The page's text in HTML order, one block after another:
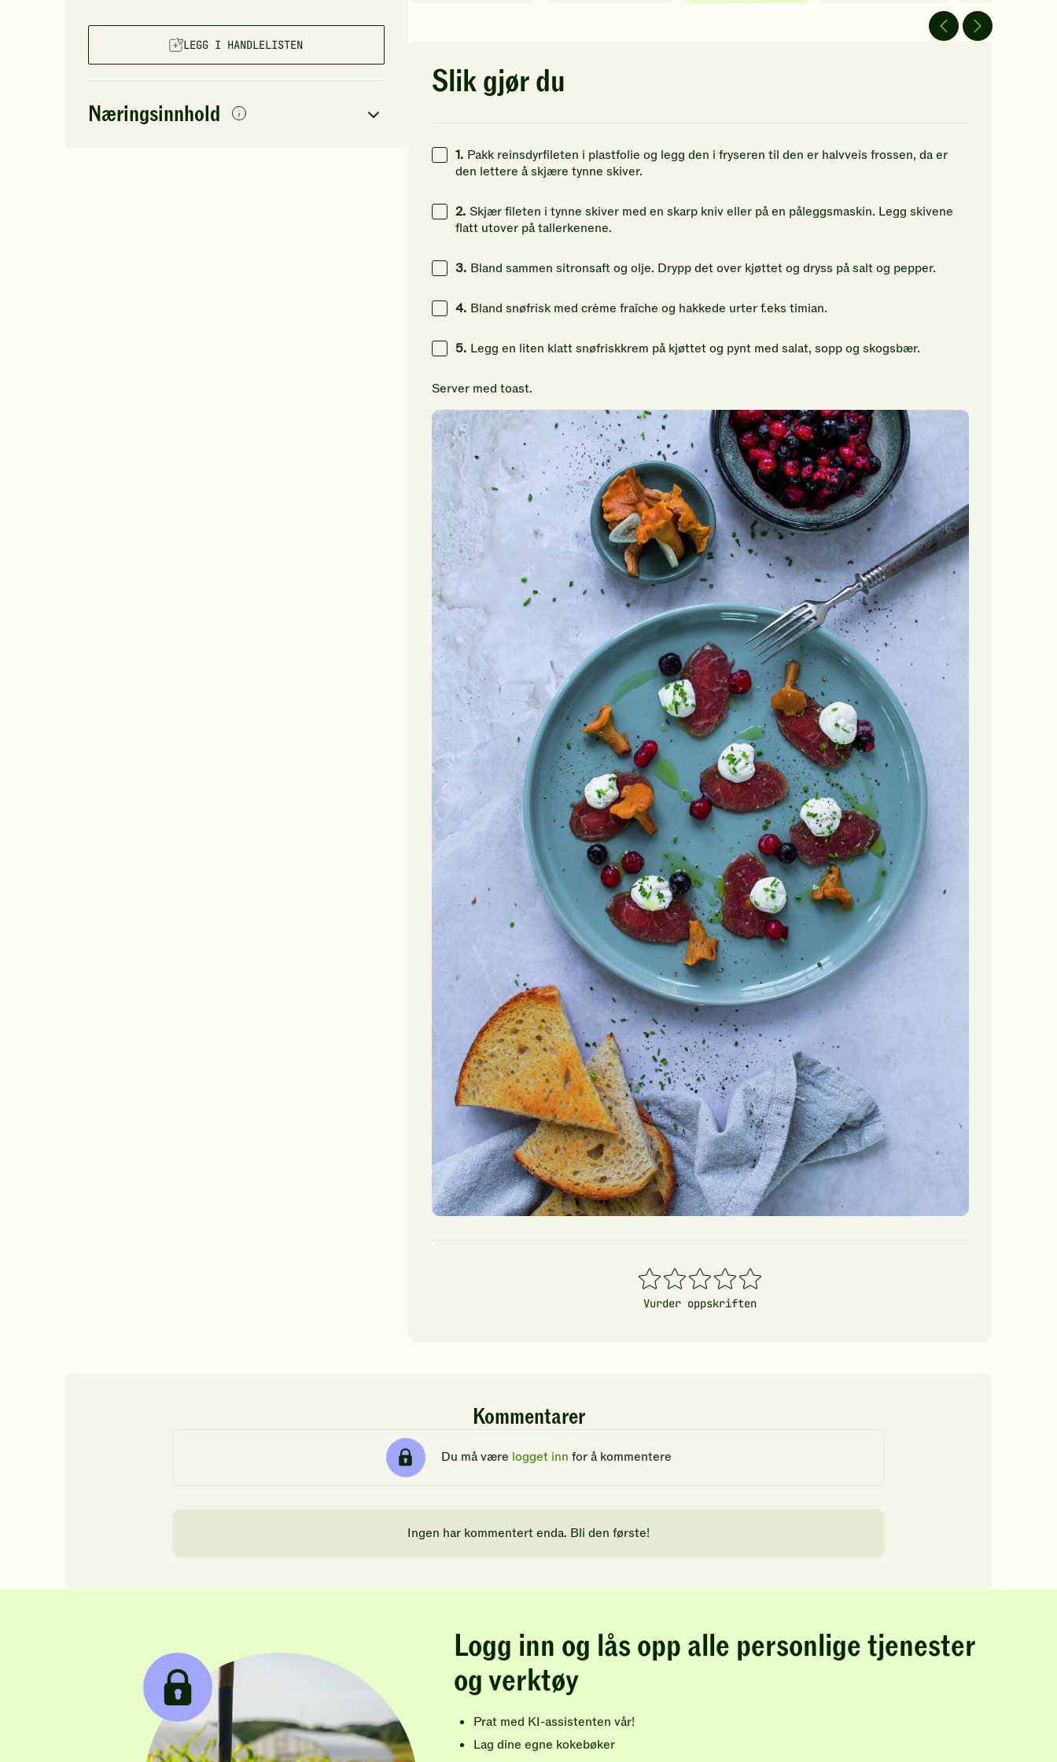
LEGG I HANDLELISTEN
Næringsinnhold
5
stjerner.
Slik gjør du
1. Pakk reinsdyrfileten i plastfolie og legg den i fryseren til den er halvveis frossen, da er
den lettere å skjære tynne skiver.
2. Skjær fileten i tynne skiver med en skarp kniv eller på en påleggsmaskin. Legg skivene
flatt utover på tallerkenene.
3. Bland sammen sitronsaft og olje. Drypp det over kjøttet og dryss på salt og pepper.
4. Bland snøfrisk med crème fraîche og hakkede urter f.eks timian.
5. Legg en liten klatt snøfriskkrem på kjøttet og pynt med salat, sopp og skogsbær.
Server med toast.
1
stjerner
2
stjerner
3
stjerner
4
stjerner
5
stjerner
Vurder oppskriften
Kommentarer
Du må være logget inn for å kommentere
Ingen har kommentert enda. Bli den første!
Logg inn og lås opp alle personlige tjenester
og verktøy
Prat med KI-assistenten vår!
Lag dine egne kokebøker